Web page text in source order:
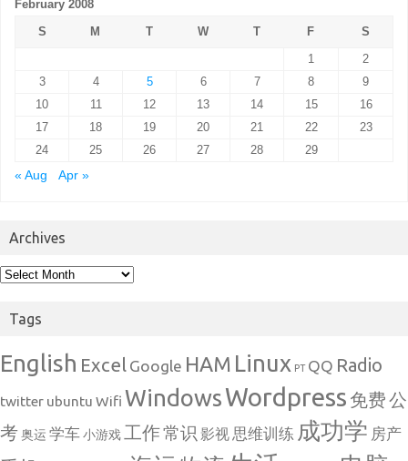
February 2008
S
M T W T F
S
1
2
3
4 5 6 7 8
9
10
11 12 13 14 15
16
17
18 19 20 21 22
23
24
25 26 27 28
29
« Aug
Apr »
Archives
Archives
Tags
English Excel Google HAM Linux PT QQ Radio
twitter ubuntu Wifi WindowsWordpress 免费公
考奥运 学车小游戏 工作常识 影视 思维训练 成功学 房产